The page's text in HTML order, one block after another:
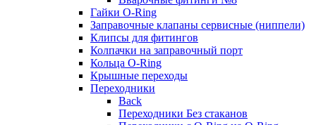
Гайки O-Ring
Заправочные клапаны сервисные (ниппели)
Клипсы для фитингов
Колпачки на заправочный порт
Кольца O-Ring
Крышные переходы
Переходники
Back
Переходники Без стаканов